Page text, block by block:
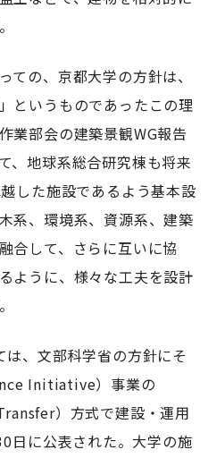
ての、京都大学の方針は、
というものであったこの理
業部会の建築景観WG報告
、地球系総合研究棟も将来
した施設であるよう基本設
系、環境系、資源系、建築
合して、さらに互いに協
ように、様々な工夫を設計
、文部科学省の方針にそ
Initiative）事業の
）方式で建設・運用
日に公表された。大学の施